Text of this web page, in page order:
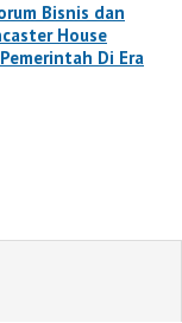
Bisnis dan
House
Di Era